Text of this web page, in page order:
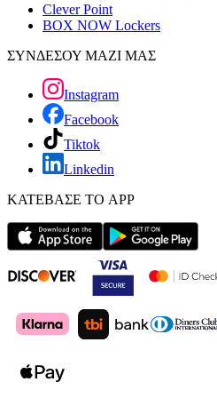
Clever Point
BOX NOW Lockers
ΣΥΝΔΕΣΟΥ ΜΑΖΙ ΜΑΣ
Instagram
Facebook
Tiktok
Linkedin
ΚΑΤΕΒΑΣΕ ΤΟ APP